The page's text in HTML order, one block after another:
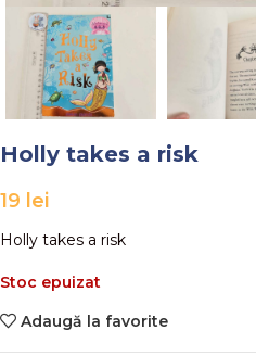
Holly takes a risk
19 lei
Holly takes a risk
Stoc epuizat
Adaugă la favorite